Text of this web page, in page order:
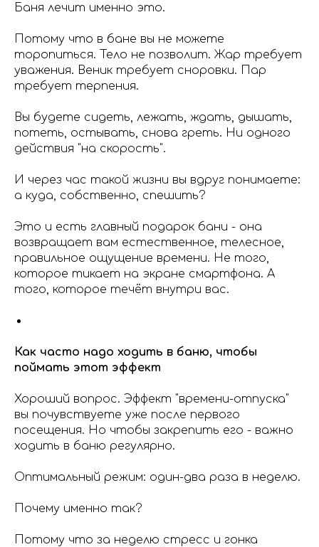
Баня лечит именно это.
Потому что в бане вы не можете
торопиться. Тело не позволит. Жар требует
уважения. Веник требует сноровки. Пар
требует терпения.
Вы будете сидеть, лежать, ждать, дышать,
потеть, остывать, снова греть. Ни одного
действия "на скорость".
И через час такой жизни вы вдруг понимаете:
а куда, собственно, спешить?
Это и есть главный подарок бани - она
возвращает вам естественное, телесное,
правильное ощущение времени. Не того,
которое тикает на экране смартфона. А
того, которое течёт внутри вас.
Как часто надо ходить в баню, чтобы
поймать этот эффект
Хороший вопрос. Эффект "времени-отпуска"
вы почувствуете уже после первого
посещения. Но чтобы закрепить его - важно
ходить в баню регулярно.
Оптимальный режим: один-два раза в неделю.
Почему именно так?
Потому что за неделю стресс и гонка